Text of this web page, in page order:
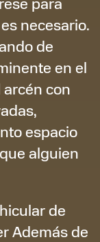
necesario.
de
en el
arcén con
espacio
alguien
de
Además de